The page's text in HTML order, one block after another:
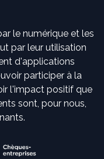
le numérique et les
par leur utilisation
d'applications
participer à la
l'impact positif que
sont, pour nous,